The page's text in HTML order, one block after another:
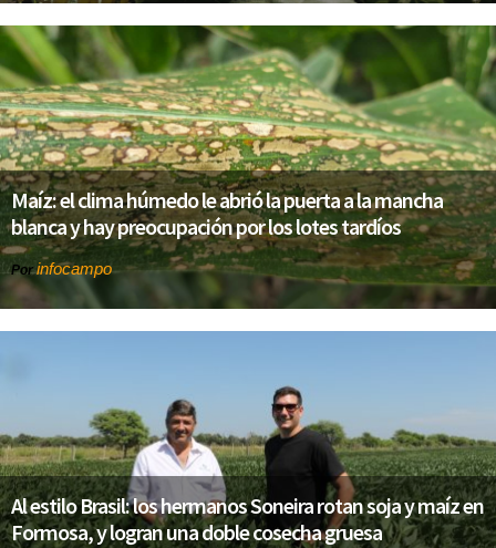
Maíz: el clima húmedo le abrió la puerta a la mancha
blanca y hay preocupación por los lotes tardíos
Porinfocampo
Al estilo Brasil: los hermanos Soneira rotan soja y maíz en
Formosa, y logran una doble cosecha gruesa